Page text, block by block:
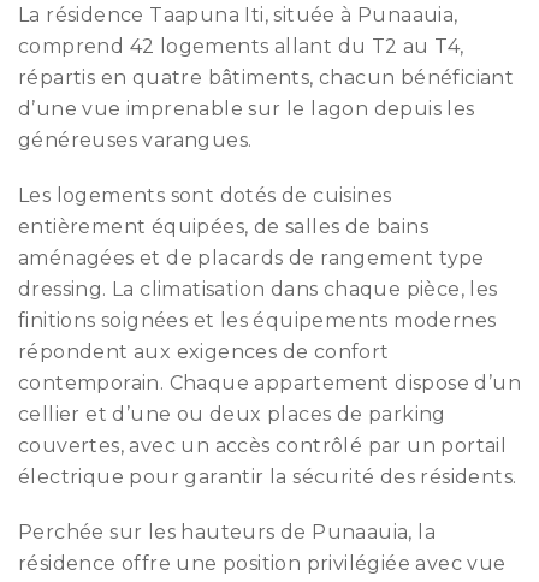
La résidence Taapuna Iti, située à Punaauia,
comprend 42 logements allant du T2 au T4,
répartis en quatre bâtiments, chacun bénéficiant
d’une vue imprenable sur le lagon depuis les
généreuses varangues.
Les logements sont dotés de cuisines
entièrement équipées, de salles de bains
aménagées et de placards de rangement type
dressing. La climatisation dans chaque pièce, les
finitions soignées et les équipements modernes
répondent aux exigences de confort
contemporain. Chaque appartement dispose d’un
cellier et d’une ou deux places de parking
couvertes, avec un accès contrôlé par un portail
électrique pour garantir la sécurité des résidents.
Perchée sur les hauteurs de Punaauia, la
résidence offre une position privilégiée avec vue